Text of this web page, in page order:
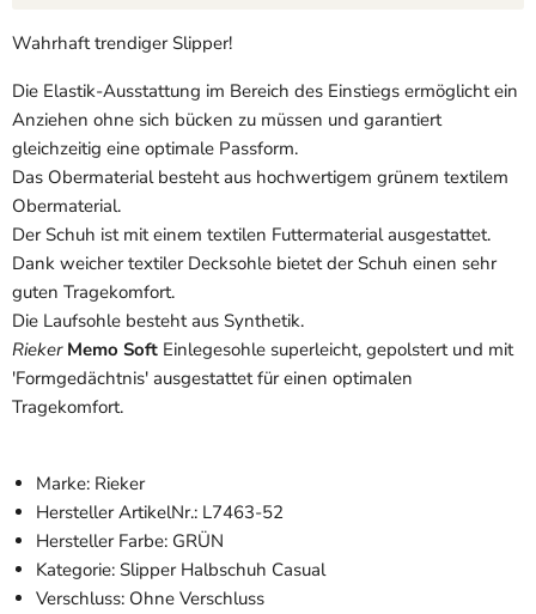
Wahrhaft trendiger Slipper!
Die Elastik-Ausstattung im Bereich des Einstiegs ermöglicht ein
Anziehen ohne sich bücken zu müssen und garantiert
gleichzeitig eine optimale Passform.
Das Obermaterial besteht aus hochwertigem grünem textilem
Obermaterial.
Der Schuh ist mit einem textilen Futtermaterial ausgestattet.
Dank weicher textiler Decksohle bietet der Schuh einen sehr
guten Tragekomfort.
Die Laufsohle besteht aus Synthetik.
Rieker Memo Soft Einlegesohle superleicht, gepolstert und mit
'Formgedächtnis' ausgestattet für einen optimalen
Tragekomfort.
Marke: Rieker
Hersteller ArtikelNr.: L7463-52
Hersteller Farbe: GRÜN
Kategorie: Slipper Halbschuh Casual
Verschluss: Ohne Verschluss